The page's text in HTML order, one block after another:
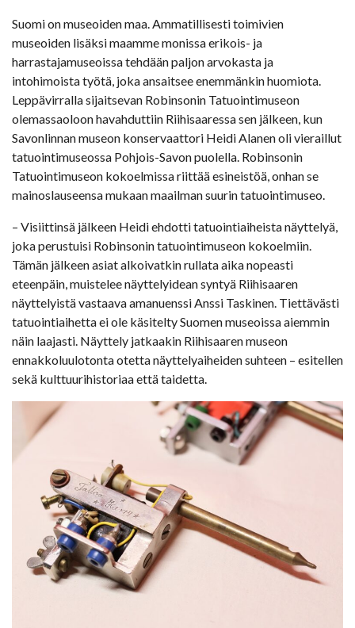
Suomi on museoiden maa. Ammatillisesti toimivien
museoiden lisäksi maamme monissa erikois- ja
harrastajamuseoissa tehdään paljon arvokasta ja
intohimoista työtä, joka ansaitsee enemmänkin huomiota.
Leppävirralla sijaitsevan Robinsonin Tatuointimuseon
olemassaoloon havahduttiin Riihisaaressa sen jälkeen, kun
Savonlinnan museon konservaattori Heidi Alanen oli vieraillut
tatuointimuseossa Pohjois-Savon puolella. Robinsonin
Tatuointimuseon kokoelmissa riittää esineistöä, onhan se
mainoslauseensa mukaan maailman suurin tatuointimuseo.
– Visiittinsä jälkeen Heidi ehdotti tatuointiaiheista näyttelyä,
joka perustuisi Robinsonin tatuointimuseon kokoelmiin.
Tämän jälkeen asiat alkoivatkin rullata aika nopeasti
eteenpäin, muistelee näyttelyidean syntyä Riihisaaren
näyttelyistä vastaava amanuenssi Anssi Taskinen. Tiettävästi
tatuointiaihetta ei ole käsitelty Suomen museoissa aiemmin
näin laajasti. Näyttely jatkaakin Riihisaaren museon
ennakkoluulotonta otetta näyttelyaiheiden suhteen – esitellen
sekä kulttuurihistoriaa että taidetta.